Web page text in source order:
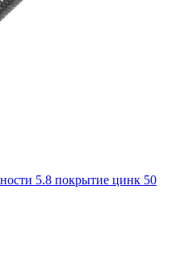
5.8 покрытие цинк 50